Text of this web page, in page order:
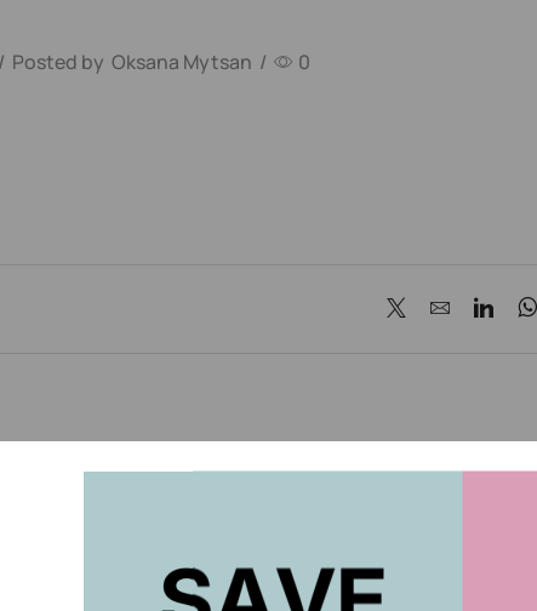
/ Posted by Oksana Mytsan / 0